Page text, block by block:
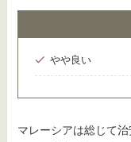
やや良い
マレーシアは総じて